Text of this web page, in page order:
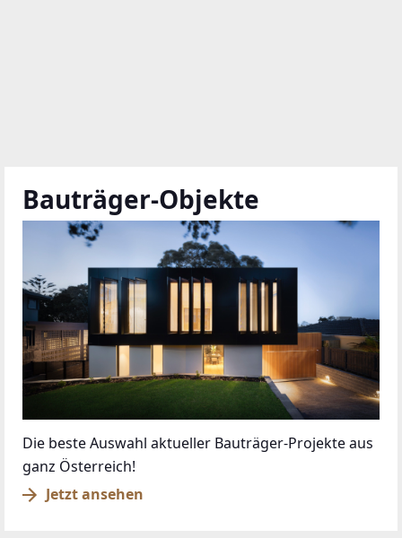
Bauträger-Objekte
Die beste Auswahl aktueller Bauträger-Projekte aus
ganz Österreich!
Jetzt ansehen